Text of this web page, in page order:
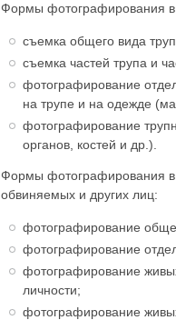
Формы фотографирования в
съемка общего вида
съемка частей трупа и
фотографирование
на трупе и на одежде
фотографирование
органов, костей и др.).
Формы фотографирования в
обвиняемых и других лиц:
фотографирование
фотографирование
фотографирование
личности;
фотографирование